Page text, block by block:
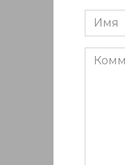
Имя
*